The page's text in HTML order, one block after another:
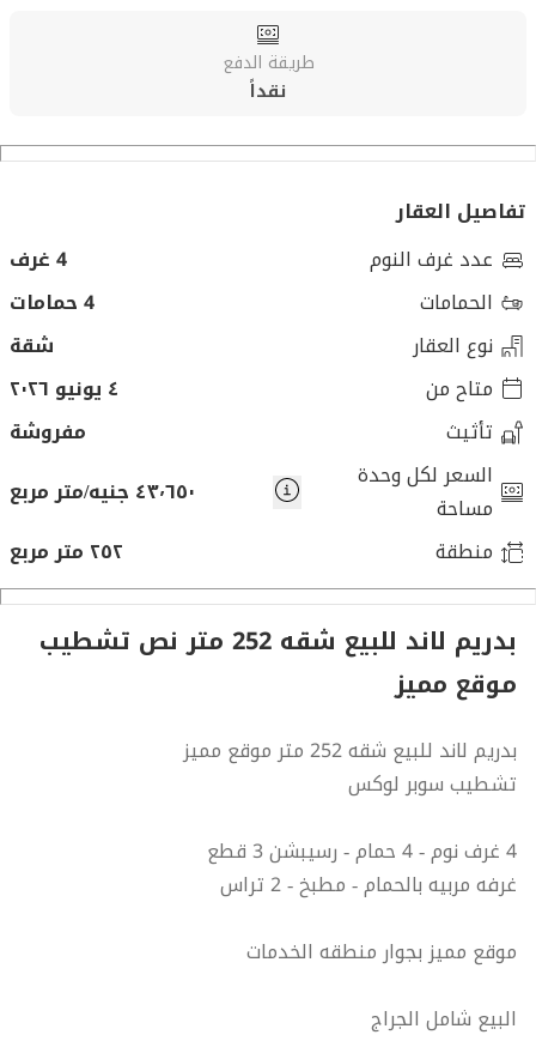
طريقة الدفع
نقداً
تفاصيل العقار
عدد غرف النوم
4 غرف
الحمامات
4 حمامات
نوع العقار
شقة
متاح من
٤ يونيو ٢٠٢٦
تأثيث
مفروشة
السعر لكل وحدة
مساحة
٤٣٬٦٥٠ جنيه/متر مربع
منطقة
٢٥٢ متر مربع
بدريم لاند للبيع شقه 252 متر نص تشطيب
موقع مميز
بدريم لاند للبيع شقه 252 متر موقع مميز
تشطيب سوبر لوكس
4 غرف نوم - 4 حمام - رسيبشن 3 قطع
غرفه مربيه بالحمام - مطبخ - 2 تراس
موقع مميز بجوار منطقه الخدمات
البيع شامل الجراج